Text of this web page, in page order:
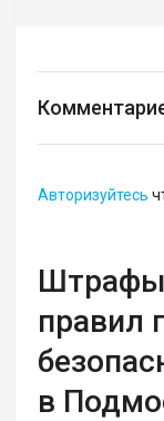
Авторизуйтесь
Штрафы
правил
в